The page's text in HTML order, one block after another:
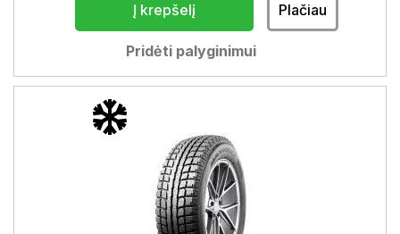
Į krepšelį Plačiau
Pridėti palyginimui